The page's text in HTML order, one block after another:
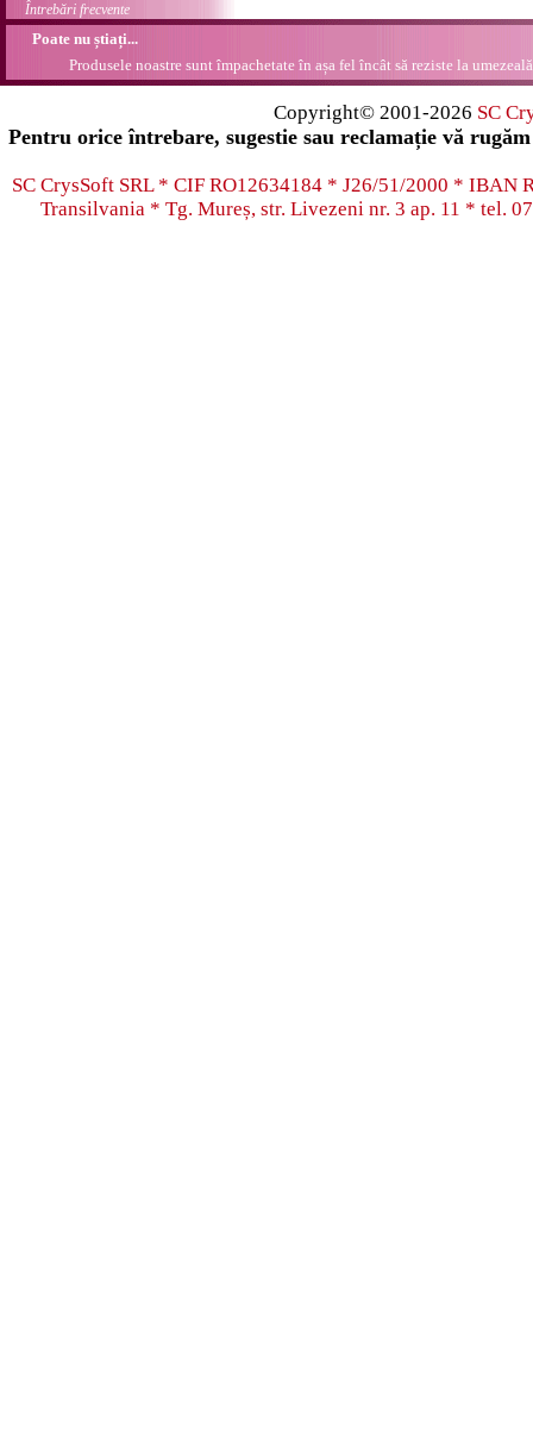
Întrebări frecvente
Poate nu știați...
Produsele noastre sunt împachetate în așa fel încât să reziste la
Copyright© 2001-2026 SC
Pentru orice întrebare, sugestie sau reclamație vă
SC CrysSoft SRL * CIF RO12634184 * J26/51/2000 * IBAN
Transilvania * Tg. Mureș, str. Livezeni nr. 3 ap. 11 * tel.